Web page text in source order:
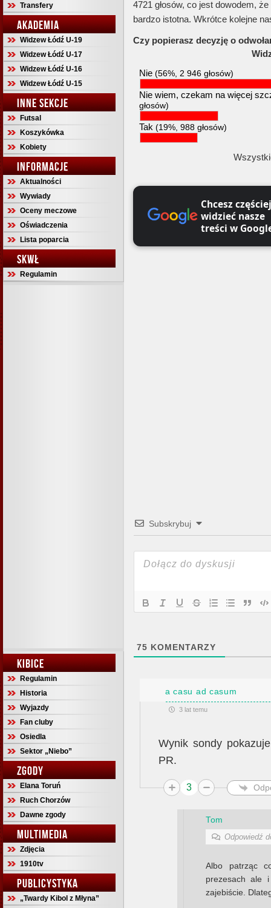
Transfery
AKADEMIA
Widzew Łódź U-19
Widzew Łódź U-17
Widzew Łódź U-16
Widzew Łódź U-15
INNE SEKCJE
Futsal
Koszykówka
Kobiety
INFORMACJE
Aktualności
Wywiady
Oceny meczowe
Oświadczenia
Lista poparcia
SKWŁ
Regulamin
KIBICE
Regulamin
Historia
Wyjazdy
Fan cluby
Osiedla
Sektor „Niebo”
ZGODY
Elana Toruń
Ruch Chorzów
Dawne zgody
MULTIMEDIA
Zdjęcia
1910tv
PUBLICYSTYKA
„Twardy Kibol z Młyna”
4721 głosów, co jest dowodem,
bardzo istotna. Wkrótce kolejne
Czy popierasz decyzję o
Nie (56%, 2 946 głosów)
Nie wiem, czekam na więcej
głosów)
Tak (19%, 988 głosów)
Chcesz częściej
widzieć nasze
treści w
Subskrybuj
75 KOMENTARZY
a casu ad casum
3 lat temu
Wynik sondy
PR.
3
Tom
Odpowiedź
Albo patrząc
prezesach ale
zajebiście.